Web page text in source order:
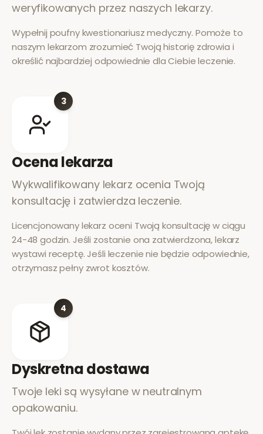
weryfikowanych przez naszych lekarzy.
Wypełnij poufny kwestionariusz medyczny. Pomoże to
naszym lekarzom zrozumieć Twoją historię zdrowia i
określić najbardziej odpowiednie dla Ciebie leczenie.
3
Ocena lekarza
Wykwalifikowany lekarz ocenia Twoją
konsultację i zatwierdza leczenie.
Licencjonowany lekarz oceni Twoją konsultację w ciągu
24-48 godzin. Jeśli zostanie ona zatwierdzona, lekarz
wystawi receptę. Jeśli leczenie nie będzie odpowiednie,
otrzymasz pełny zwrot kosztów.
4
Dyskretna dostawa
Twoje leki są wysyłane w neutralnym
opakowaniu.